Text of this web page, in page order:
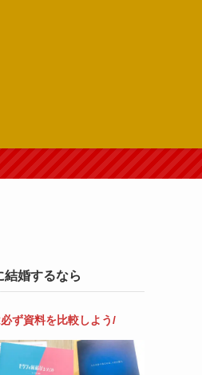
結婚するなら
必ず資料を比較しよう/